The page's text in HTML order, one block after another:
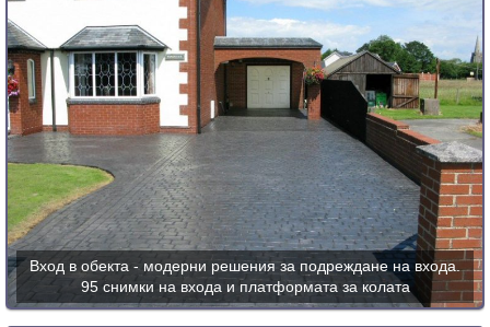
Вход в обекта - модерни решения за подреждане на входа.
95 снимки на входа и платформата за колата